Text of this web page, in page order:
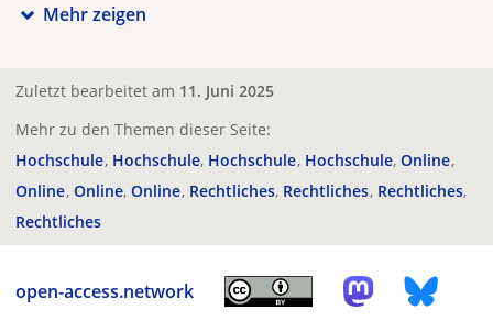
Mehr zeigen
Zuletzt bearbeitet am 11. Juni 2025
Mehr zu den Themen dieser Seite:
Hochschule Hochschule Hochschule Hochschule Online
Online Online Online Rechtliches Rechtliches Rechtliches
Rechtliches
open-access.network